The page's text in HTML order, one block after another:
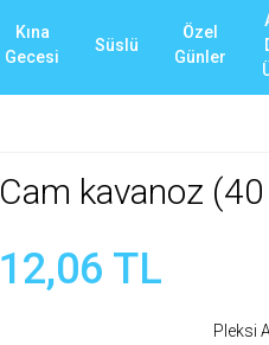
Kına
Gecesi
Süslü
Özel
Günler
Cam kavanoz
12,06 TL
Pleksi